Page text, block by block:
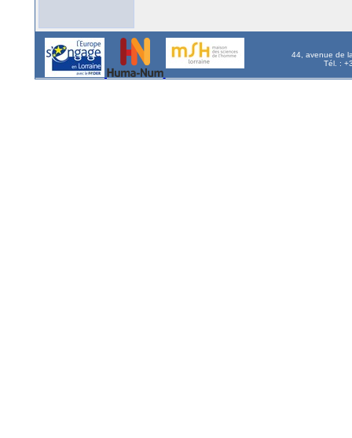
44, avenue de
Tél. :